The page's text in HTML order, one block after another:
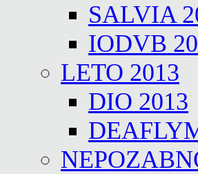
SALVIA
IODVB
LETO 2013
DIO 2013